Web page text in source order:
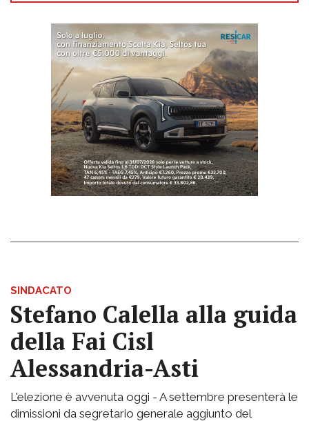
SINDACATO
Stefano Calella alla guida
della Fai Cisl
Alessandria-Asti
L'elezione è avvenuta oggi - A settembre presenterà le
dimissioni da segretario generale aggiunto del